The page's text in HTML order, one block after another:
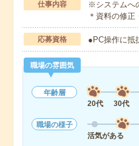
仕事内容
※システムへ
＊資料の修
応募資格 ●PC操作に抵
職場の雰囲気
年齢層
20代
30代
職場の様子
活気がある